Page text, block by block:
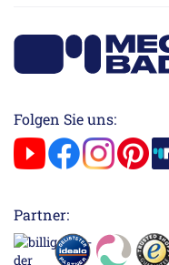
Folgen Sie uns:
Partner: